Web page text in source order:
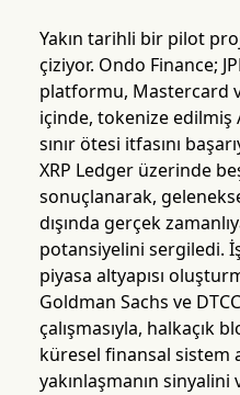
Yakın tarihli bir pilot
çiziyor. Ondo Finance;
platformu, Mastercard
içinde, tokenize edilmiş
sınır ötesi itfasını
XRP Ledger üzerinde
sonuçlanarak,
dışında gerçek
potansiyelini sergiledi.
piyasa altyapısı
Goldman Sachs ve
çalışmasıyla, halkaçık
küresel finansal sistem
yakınlaşmanın sinyalini